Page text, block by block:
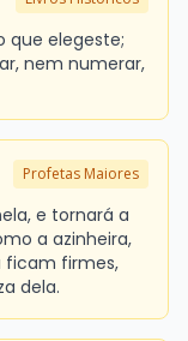
que elegeste;
nem numerar,
Profetas Maiores
e tornará a
a azinheira,
ficam firmes,
dela.